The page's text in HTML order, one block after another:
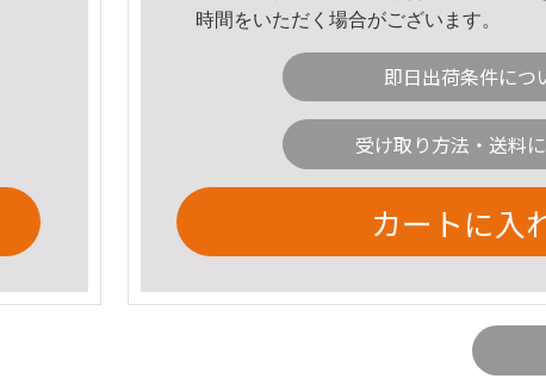
時間をいただく場合がございます。
即日出荷条件につ
受け取り方法・送料
カートに入